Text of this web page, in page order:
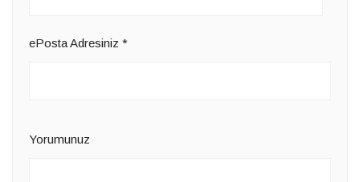
ePosta Adresiniz *
Yorumunuz